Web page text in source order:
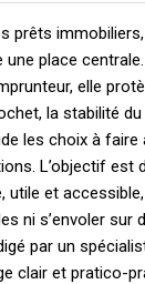
prêts immobiliers,
place
elle
la stabilité
les choix à faire
L’objectif est
utile et
ni s’envoler sur
par un
clair et pratico-